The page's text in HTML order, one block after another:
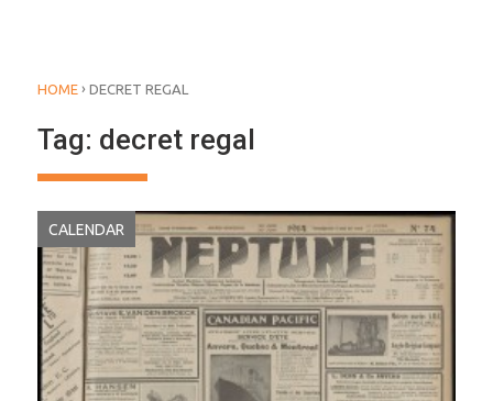
HOME › DECRET REGAL
Tag: decret regal
CALENDAR